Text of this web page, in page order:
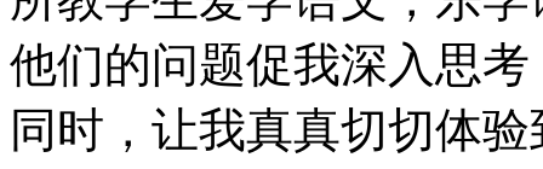
他们的问题促我深入思
同时，让我真真切切体